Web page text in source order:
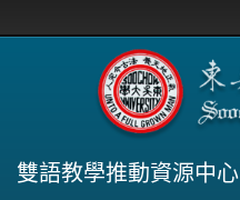
雙語教學推動資源中心